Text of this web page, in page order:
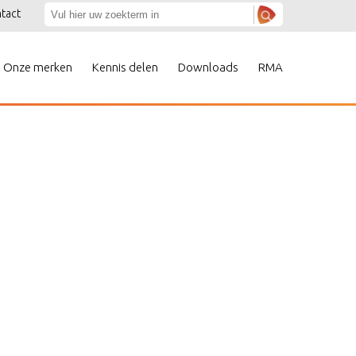
Onze merken Kennis delen Downloads RMA